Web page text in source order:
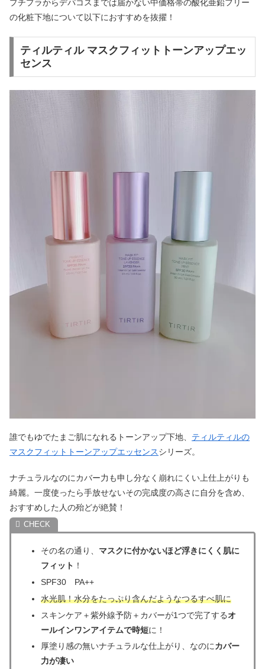
プチプラからデパコスまでは届かない中価格帯の酸化亜鉛フリー
の化粧下地について以下におすすめを抜擢！
ティルティル マスクフィットトーンアップエッ
センス
誰でもゆでたまご肌になれるトーンアップ下地、 ティルティルの
マスクフィットトーンアップエッセンスシリーズ。
ナチュラルなのにカバー力も申し分なく崩れにくい上仕上がりも
綺麗。一度使ったら手放せないその完成度の高さに自分を含め、
おすすめした人の殆どが絶賛！
その名の通り、 マスクに付かないほど浮きにくく肌に
フィット ！
SPF30 PA++
水光肌！水分をたっぷり含んだようなつるすべ肌に
スキンケア＋紫外線予防＋カバーが1つで完了するオ
ールインワンアイテムで時短に！
厚塗り感の無いナチュラルな仕上がり、なのにカバー
力が凄い